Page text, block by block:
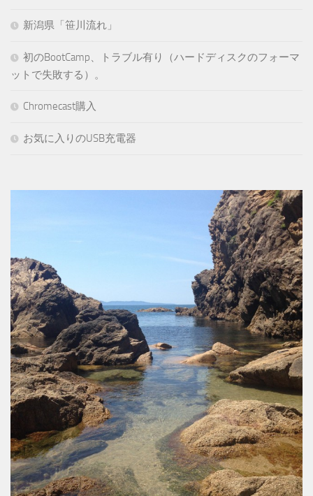
新潟県「笹川流れ」
初のBootCamp、トラブル有り（ハードディスクのフォーマ
ットで失敗する）。
Chromecast購入
お気に入りのUSB充電器